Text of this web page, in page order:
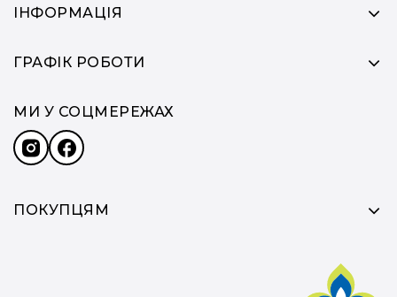
ІНФОРМАЦІЯ
ГРАФІК РОБОТИ
ПОКУПЦЯМ
МИ У СОЦМЕРЕЖАХ